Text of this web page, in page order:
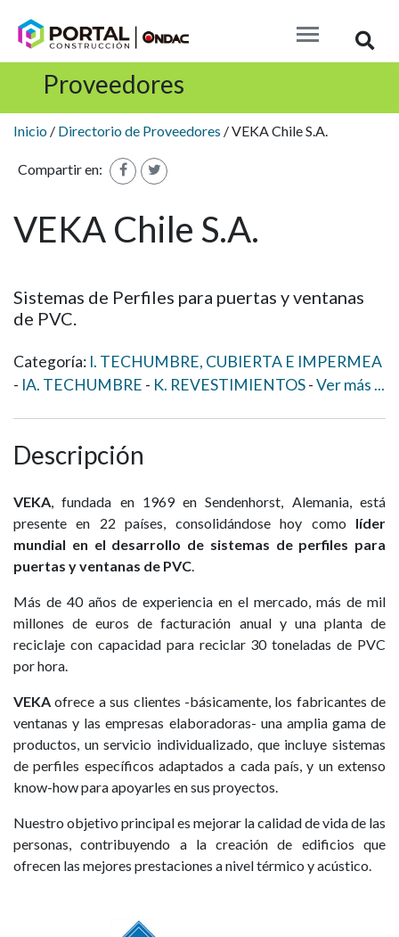
Proveedores
Inicio / Directorio de Proveedores / VEKA Chile S.A.
Compartir en:
VEKA Chile S.A.
Sistemas de Perfiles para puertas y ventanas
de PVC.
Categoría: I. TECHUMBRE, CUBIERTA E IMPERMEA
IA. TECHUMBRE
K. REVESTIMIENTOS Vermás...
Descripción
VEKA, fundada en 1969 en Sendenhorst, Alemania, está
presente en 22 países, consolidándose hoy como líder
mundial en el desarrollo de sistemas de perfiles para
puertas y ventanas de PVC.
Más de 40 años de experiencia en el mercado, más de mil
millones de euros de facturación anual y una planta de
reciclaje con capacidad para reciclar 30 toneladas de PVC
por hora.
VEKA ofrece a sus clientes -básicamente, los fabricantes de
ventanas y las empresas elaboradoras- una amplia gama de
productos, un servicio individualizado, que incluye sistemas
de perfiles específicos adaptados a cada país, y un extenso
know-how para apoyarles en sus proyectos.
Nuestro objetivo principal es mejorar la calidad de vida de las
personas, contribuyendo a la creación de edificios que
ofrecen las mejores prestaciones a nivel térmico y acústico.